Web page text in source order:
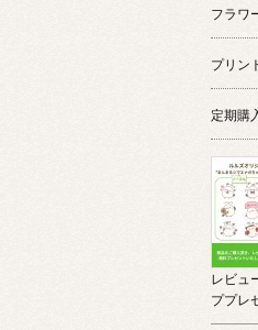
フラワ
プリン
定期購
レビュ
ププレ